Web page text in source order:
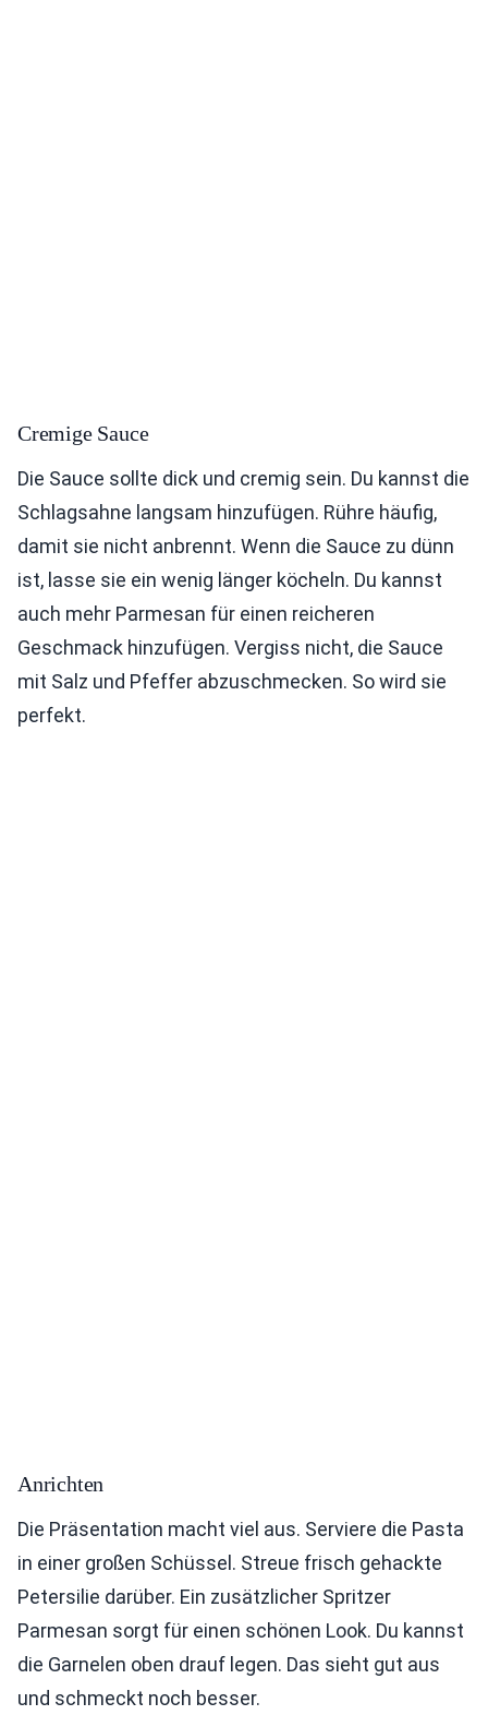
Cremige Sauce
Die Sauce sollte dick und cremig sein. Du kannst die
Schlagsahne langsam hinzufügen. Rühre häufig,
damit sie nicht anbrennt. Wenn die Sauce zu dünn
ist, lasse sie ein wenig länger köcheln. Du kannst
auch mehr Parmesan für einen reicheren
Geschmack hinzufügen. Vergiss nicht, die Sauce
mit Salz und Pfeffer abzuschmecken. So wird sie
perfekt.
Anrichten
Die Präsentation macht viel aus. Serviere die Pasta
in einer großen Schüssel. Streue frisch gehackte
Petersilie darüber. Ein zusätzlicher Spritzer
Parmesan sorgt für einen schönen Look. Du kannst
die Garnelen oben drauf legen. Das sieht gut aus
und schmeckt noch besser.